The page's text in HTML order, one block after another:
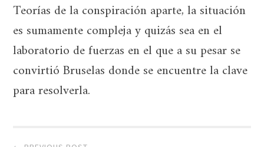
Teorías de la conspiración aparte, la situación
es sumamente compleja y quizás sea en el
laboratorio de fuerzas en el que a su pesar se
convirtió Bruselas donde se encuentre la clave
para resolverla.
Post